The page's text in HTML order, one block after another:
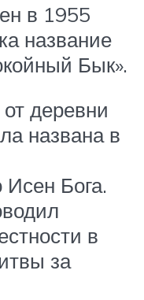
в 1955
название
Бык».
деревни
названа в
Бога.
в
за